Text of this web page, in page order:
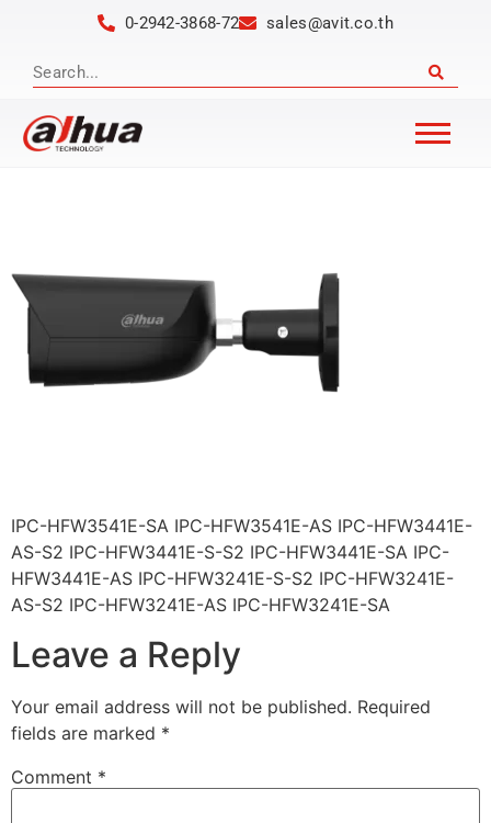
0-2942-3868-72 sales@avit.co.th
IPC-HFW3541E-SA IPC-HFW3541E-AS IPC-HFW3441E-
AS-S2 IPC-HFW3441E-S-S2 IPC-HFW3441E-SA IPC-
HFW3441E-AS IPC-HFW3241E-S-S2 IPC-HFW3241E-
AS-S2 IPC-HFW3241E-AS IPC-HFW3241E-SA
Leave a Reply
Your email address will not be published. Required
fields are marked *
Comment *